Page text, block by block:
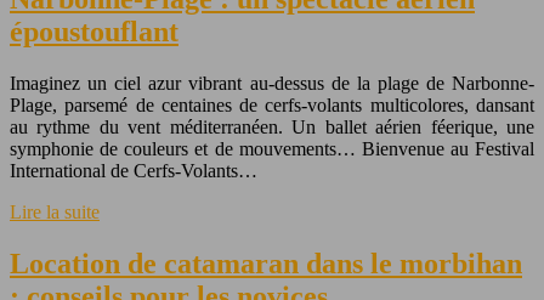
époustouflant
Imaginez un ciel azur vibrant au-dessus de la plage de Narbonne-
Plage, parsemé de centaines de cerfs-volants multicolores, dansant
au rythme du vent méditerranéen. Un ballet aérien féerique, une
symphonie de couleurs et de mouvements… Bienvenue au Festival
International de Cerfs-Volants…
Lire la suite
Location de catamaran dans le morbihan